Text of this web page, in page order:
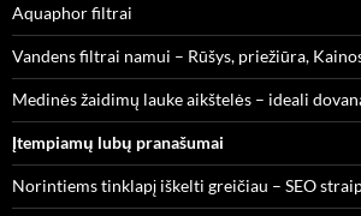
Aquaphor filtrai
Vandens filtrai namui – Rūšys, priežiūra,
Medinės žaidimų lauke aikštelės – ideali
Įtempiamų lubų pranašumai
Norintiems tinklapį iškelti greičiau – SEO